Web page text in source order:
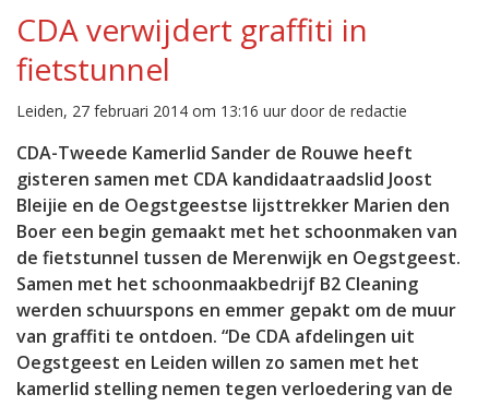
CDA verwijdert graffiti in
fietstunnel
Leiden, 27 februari 2014 om 13:16 uur door de redactie
CDA-Tweede Kamerlid Sander de Rouwe heeft
gisteren samen met CDA kandidaatraadslid Joost
Bleijie en de Oegstgeestse lijsttrekker Marien den
Boer een begin gemaakt met het schoonmaken van
de fietstunnel tussen de Merenwijk en Oegstgeest.
Samen met het schoonmaakbedrijf B2 Cleaning
werden schuurspons en emmer gepakt om de muur
van graffiti te ontdoen. “De CDA afdelingen uit
Oegstgeest en Leiden willen zo samen met het
kamerlid stelling nemen tegen verloedering van de